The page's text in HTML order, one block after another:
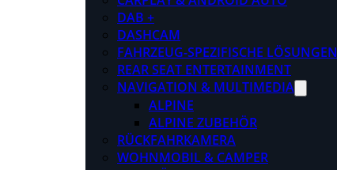
DAB +
DASHCAM
FAHRZEUG-SPEZIFISCHE LÖSUNGEN
REAR SEAT ENTERTAINMENT
NAVIGATION & MULTIMEDIA
ALPINE
ALPINE ZUBEHÖR
RÜCKFAHRKAMERA
WOHNMOBIL & CAMPER